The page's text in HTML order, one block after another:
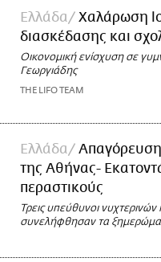
Ελλάδα
Χαλάρωση
διασκέδασης και
Οικονομική ενίσχυση σε
Γεωργιάδης
THE LIFO TEAM
Ελλάδα
της Αθήνας-
περαστικούς
Τρεις υπεύθυνοι
συνελήφθησαν τα